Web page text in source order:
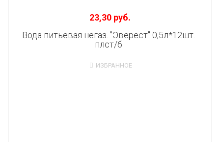
23,30 руб.
Вода питьевая негаз. "Эверест" 0,5л*12шт.
плст/б
ИЗБРАННОЕ